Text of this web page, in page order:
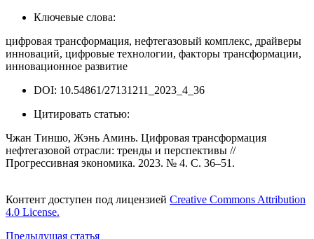
Ключевые слова:
цифровая трансформация, нефтегазовый комплекс, драйверы
инноваций, цифровые технологии, факторы трансформации,
инновационное развитие
DOI: 10.54861/27131211_2023_4_36
Цитировать статью:
Чжан Тиншо, Жэнь Аминь. Цифровая трансформация
нефтегазовой отрасли: тренды и перспективы //
Прогрессивная экономика. 2023. № 4. С. 36–51.
Контент доступен под лицензией Creative Commons Attribution
4.0 License.
Предыдущая статья